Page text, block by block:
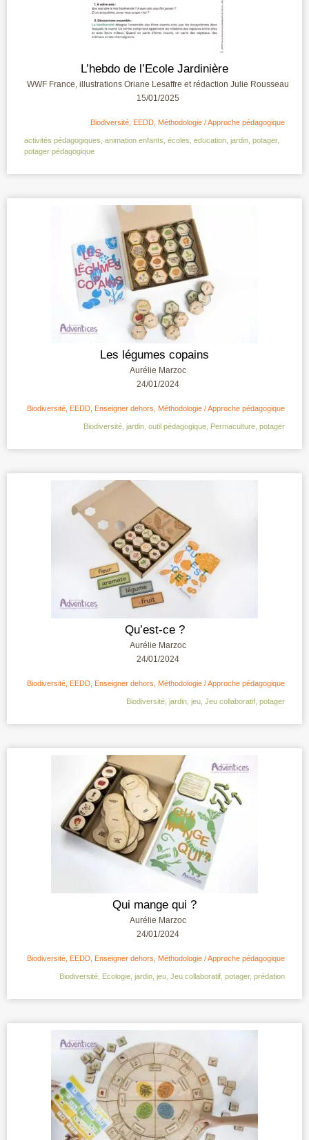
L’hebdo de l’Ecole Jardinière
WWF France, illustrations Oriane Lesaffre et rédaction Julie Rousseau
15/01/2025
Biodiversité EEDD Méthodologie / Approche pédagogique
activités pédagogiques animation enfants écoles education jardin potager,
potager pédagogique
Les légumes copains
Aurélie Marzoc
24/01/2024
Biodiversité EEDD Enseigner dehors Méthodologie / Approche pédagogique
Biodiversité jardin outil pédagogique Permaculture potager
Qu’est-ce ?
Aurélie Marzoc
24/01/2024
Biodiversité EEDD Enseigner dehors Méthodologie / Approche pédagogique
Biodiversité jardin jeu Jeu collaboratif potager
Qui mange qui ?
Aurélie Marzoc
24/01/2024
Biodiversité EEDD Enseigner dehors Méthodologie / Approche pédagogique
Biodiversité Ecologie jardin jeu Jeu collaboratif potager, prédation